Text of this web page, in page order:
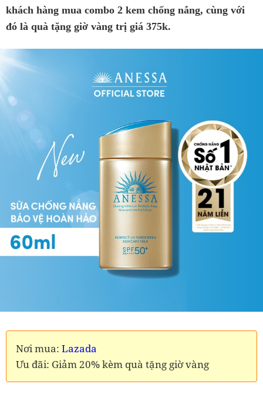
khách hàng mua combo 2 kem chống nắng, cùng với
đó là quà tặng giờ vàng trị giá 375k.
Nơi mua: Lazada
Ưu đãi: Giảm 20% kèm quà tặng giờ vàng